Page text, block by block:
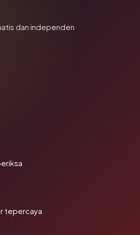
dan independen
tepercaya